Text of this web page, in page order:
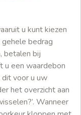
u kunt kiezen
bedrag
betalen bij
u een waardebon
voor u uw
het overzicht aan
Wanneer